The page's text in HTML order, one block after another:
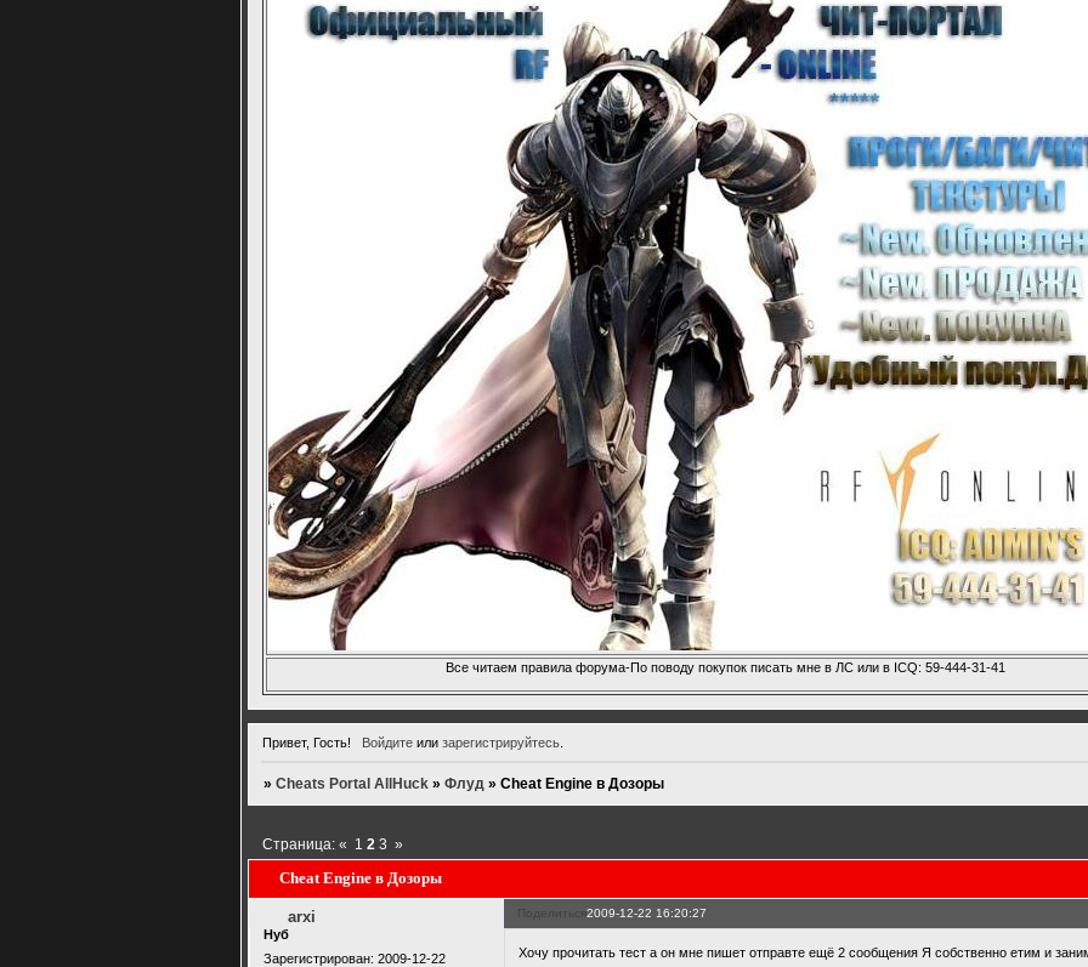
Все читаем правила форума-По поводу покупок писать мне в ЛС или в ICQ: 59-444-31-41
Привет, Гость! Войдитеили зарегистрируйтесь.
»Cheats Portal AllHuck »Флуд »Cheat Engine в Дозоры
Cheat Engine в Дозоры
Страница:« 1 2 3 »
Поделиться2009-12-22 16:20:27
arxi
Нуб
Зарегистрирован: 2009-12-22
Хочу прочитать тест а он мне пишет отправте ещё 2 сообщения Я собственно етим и